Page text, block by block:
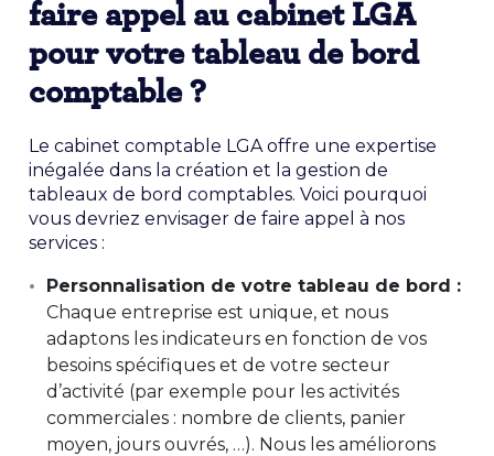
faire appel au cabinet LGA
pour votre tableau de bord
comptable ?
Le cabinet comptable LGA offre une expertise
inégalée dans la création et la gestion de
tableaux de bord comptables. Voici pourquoi
vous devriez envisager de faire appel à nos
services :
Personnalisation de votre tableau de bord :
Chaque entreprise est unique, et nous
adaptons les indicateurs en fonction de vos
besoins spécifiques et de votre secteur
d’activité (par exemple pour les activités
commerciales : nombre de clients, panier
moyen, jours ouvrés, …). Nous les améliorons